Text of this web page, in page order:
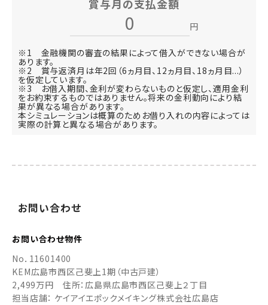
賞与月の支払金額
円
※1 金融機関の審査の結果によって借入ができない場合が
あります。
※2 賞与返済月は年2回（6ヵ月目、12ヵ月目、18ヵ月目...）
を仮定しています。
※3 お借入期間、金利が変わらないものと仮定し、適用金利
をお約束するものではありません。将来の金利動向により結
果が異なる場合があります。
本シミュレーションは概算のためお借り入れの内容によっては
実際の計算と異なる場合があります。
お問い合わせ
お問い合わせ物件
No． 11601400
KEM広島市西区己斐上1期（中古戸建）
2,499万円 住所：広島県広島市西区己斐上２丁目
担当店舗： ケイアイエポックメイキング株式会社広島店